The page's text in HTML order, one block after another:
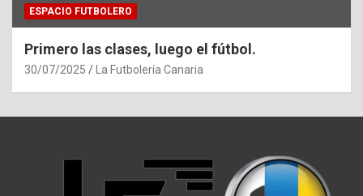
ESPACIO FUTBOLERO
Primero las clases, luego el fútbol.
30/07/2025 La Futbolería Canaria